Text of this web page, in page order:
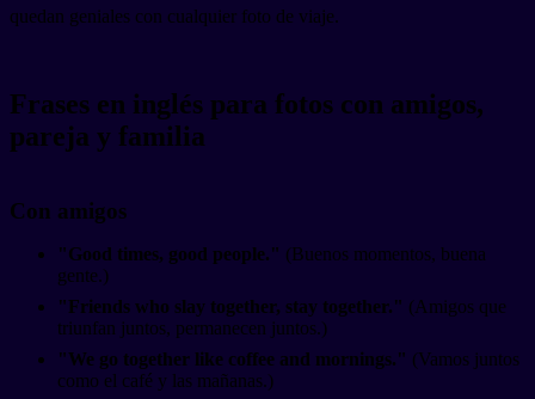
quedan geniales con cualquier foto de viaje.
Frases en inglés para fotos con amigos,
pareja y familia
Con amigos
"Good times, good people." (Buenos momentos, buena
gente.)
"Friends who slay together, stay together." (Amigos que
triunfan juntos, permanecen juntos.)
"We go together like coffee and mornings." (Vamos juntos
como el café y las mañanas.)